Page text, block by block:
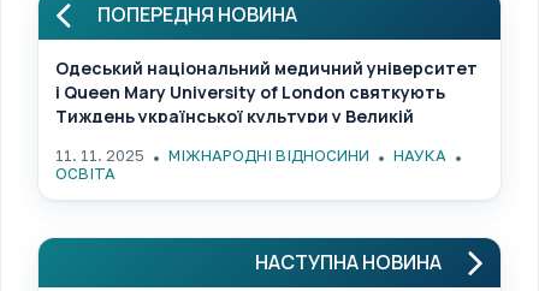
ПОПЕРЕДНЯ НОВИНА
Одеський національний медичний університет
і Queen Mary University of London святкують
Тиждень української культури у Великій
11. 11. 2025 МІЖНАРОДНІ ВІДНОСИНИ
НАУКА
ОСВІТА
НАСТУПНА НОВИНА